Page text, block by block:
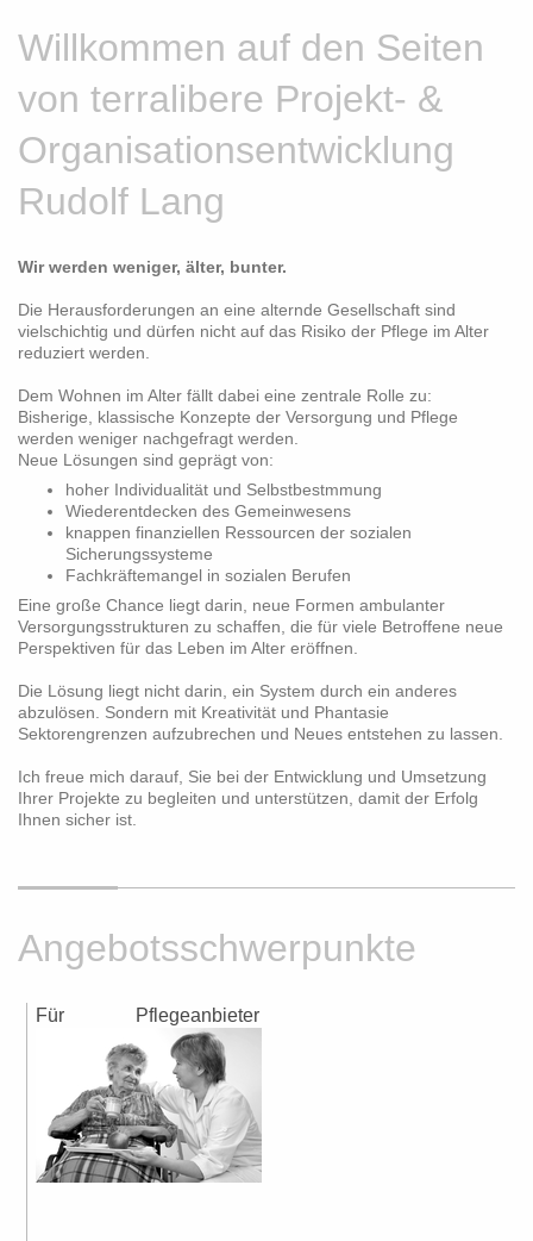
Willkommen auf den Seiten
von terralibere Projekt- &
Organisationsentwicklung
Rudolf Lang
Wir werden weniger, älter, bunter.
Die Herausforderungen an eine alternde Gesellschaft sind
vielschichtig und dürfen nicht auf das Risiko der Pflege im Alter
reduziert werden.
Dem Wohnen im Alter fällt dabei eine zentrale Rolle zu:
Bisherige, klassische Konzepte der Versorgung und Pflege
werden weniger nachgefragt werden.
Neue Lösungen sind geprägt von:
hoher Individualität und Selbstbestmmung
Wiederentdecken des Gemeinwesens
knappen finanziellen Ressourcen der sozialen
Sicherungssysteme
Fachkräftemangel in sozialen Berufen
Eine große Chance liegt darin, neue Formen ambulanter
Versorgungsstrukturen zu schaffen, die für viele Betroffene neue
Perspektiven für das Leben im Alter eröffnen.
Die Lösung liegt nicht darin, ein System durch ein anderes
abzulösen. Sondern mit Kreativität und Phantasie
Sektorengrenzen aufzubrechen und Neues entstehen zu lassen.
Ich freue mich darauf, Sie bei der Entwicklung und Umsetzung
Ihrer Projekte zu begleiten und unterstützen, damit der Erfolg
Ihnen sicher ist.
Angebotsschwerpunkte
Für Pflegeanbieter